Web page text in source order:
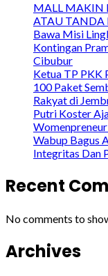
MALL MAKIN
ATAU TANDA
Bawa Misi
Kontingan
Cibubur
Ketua TP PKK
100 Paket
Rakyat di
Putri Koster
Wabup Bagus
Integritas Dan
Recent
No comments to
Archives